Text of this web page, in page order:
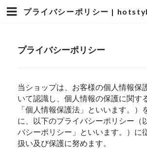
プライバシーポリシー
当ショップは、お客様の個人情報保
いて認識し、個人情報の保護に関す
「個人情報保護法」といいます。）
に、以下のプライバシーポリシー（
バシーポリシー」といいます。）に
扱い及び保護に努めます。